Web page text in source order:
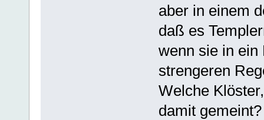
aber in einem
daß es
wenn sie in ein
strengeren
Welche
damit